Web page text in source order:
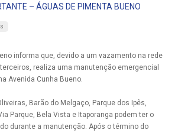
– ÁGUAS DE PIMENTA BUENO
informa que, devido a um vazamento na rede
realiza uma manutenção emergencial
Avenida Cunha Bueno.
Barão do Melgaço, Parque dos Ipês,
Parque, Bela Vista e Itaporanga podem ter o
durante a manutenção. Após o término do